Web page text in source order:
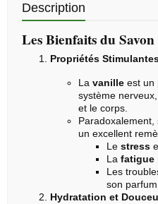
Description
Les Bienfaits du
Propriétés
La vanille est un
système
et le corps.
Paradoxalement,
un excellent
Le stress
La fatigue
Les
son
Hydratation et